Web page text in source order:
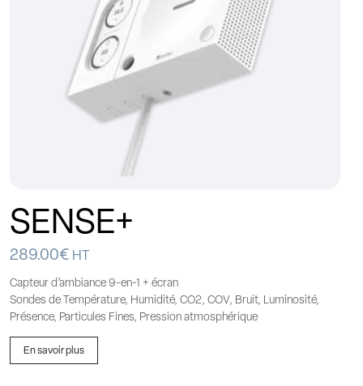
SENSE+
289.00€ HT
Capteur d’ambiance 9-en-1 + écran
Sondes de Température, Humidité, CO2, COV, Bruit, Luminosité,
Présence, Particules Fines, Pression atmosphérique
En savoir plus